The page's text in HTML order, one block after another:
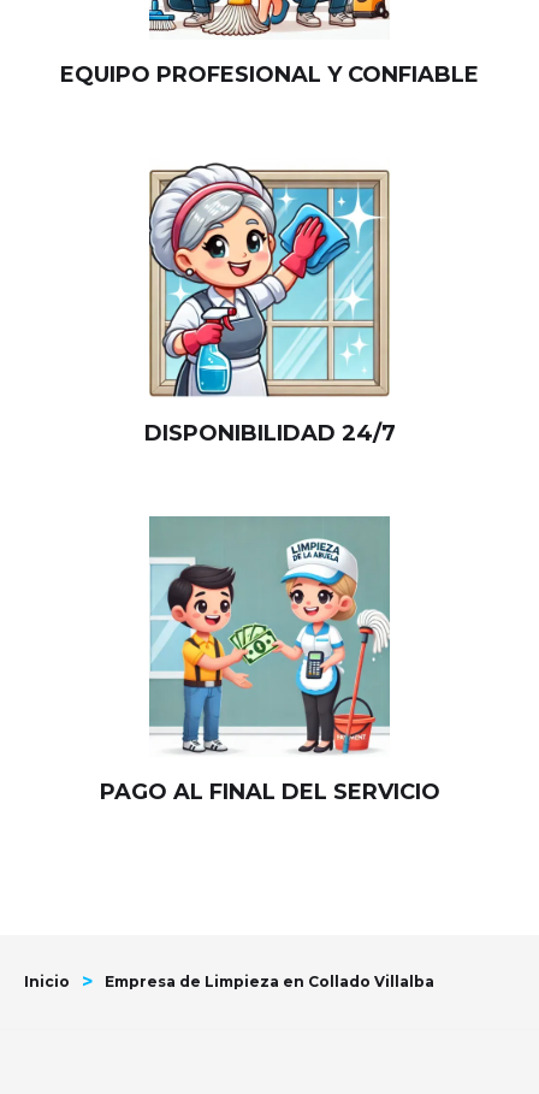
EQUIPO PROFESIONAL Y CONFIABLE
DISPONIBILIDAD 24/7
PAGO AL FINAL DEL SERVICIO
Inicio > Empresa de Limpieza en Collado Villalba